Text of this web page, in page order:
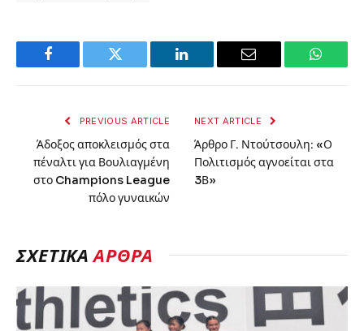
Facebook Twitter LinkedIn Email
PREVIOUS ARTICLE
Άδοξος αποκλεισμός στα
πέναλτι για Βουλιαγμένη
στο Champions League
πόλο γυναικών
NEXT ARTICLE
Άρθρο Γ. Ντούτσουλη: «Ο
Πολιτισμός αγνοείται στα
3Β»
ΣΧΕΤΙΚΆΆΡΘΡΑ